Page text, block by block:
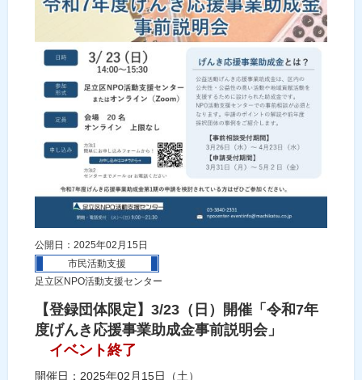
公開日：2025年02月15日
市民活動支援
足立区NPO活動支援センター
【登録団体限定】3/23（日）開催「令和7年
度げんき応援事業助成金事前説明会」
イベント終了
開催日：2025年02月15日（土）